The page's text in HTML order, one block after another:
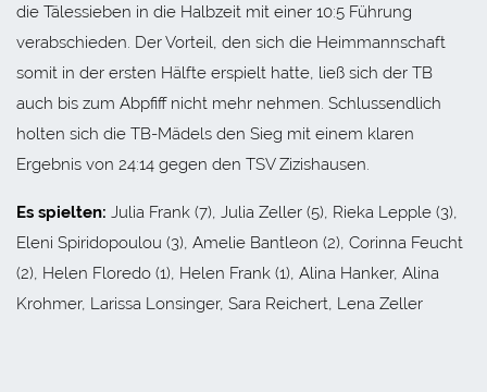
die Tälessieben in die Halbzeit mit einer 10:5 Führung
verabschieden. Der Vorteil, den sich die Heimmannschaft
somit in der ersten Hälfte erspielt hatte, ließ sich der TB
auch bis zum Abpfiff nicht mehr nehmen. Schlussendlich
holten sich die TB-Mädels den Sieg mit einem klaren
Ergebnis von 24:14 gegen den TSV Zizishausen.
Es spielten: Julia Frank (7), Julia Zeller (5), Rieka Lepple (3),
Eleni Spiridopoulou (3), Amelie Bantleon (2), Corinna Feucht
(2), Helen Floredo (1), Helen Frank (1), Alina Hanker, Alina
Krohmer, Larissa Lonsinger, Sara Reichert, Lena Zeller